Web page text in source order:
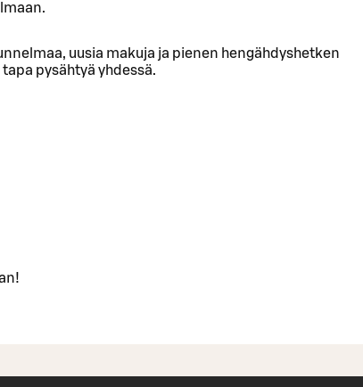
uusia makuja ja pienen hengähdyshetken
pysähtyä yhdessä.